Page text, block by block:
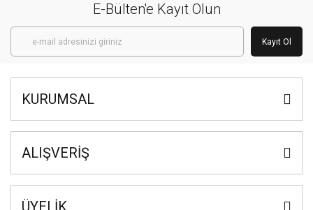
E-Bülten'e Kayıt Olun
Kayıt Ol
KURUMSAL
ALIŞVERİŞ
ÜYELİK